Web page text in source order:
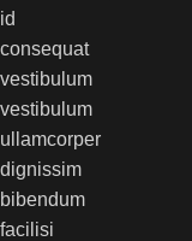
id
consequat
vestibulum
vestibulum
ullamcorper
dignissim
bibendum
facilisi